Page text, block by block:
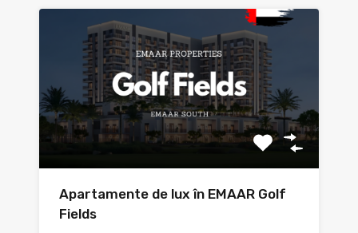
Apartamente de lux în EMAAR Golf
Fields